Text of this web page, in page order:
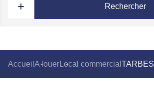
Rechercher
Accueil A louerLocal commercial TARBES